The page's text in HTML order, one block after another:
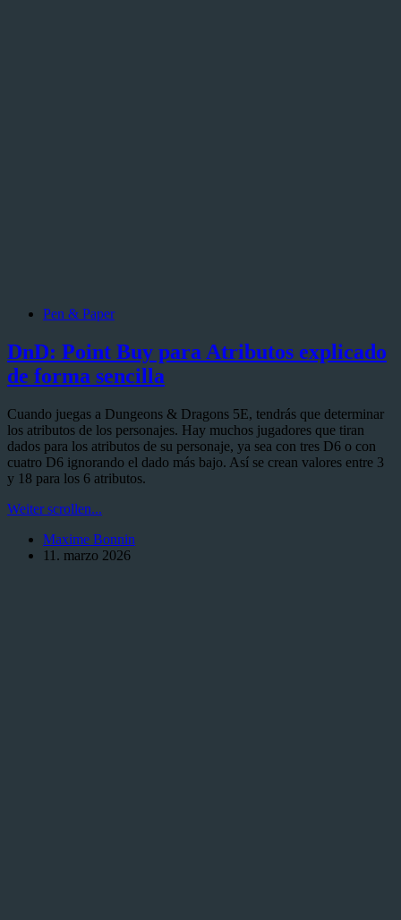
Pen & Paper
DnD: Point Buy para Atributos explicado
de forma sencilla
Cuando juegas a Dungeons & Dragons 5E, tendrás que determinar
los atributos de los personajes. Hay muchos jugadores que tiran
dados para los atributos de su personaje, ya sea con tres D6 o con
cuatro D6 ignorando el dado más bajo. Así se crean valores entre 3
y 18 para los 6 atributos.
Weiter scrollen...
Buy
para
Maxime Bonnin
11. marzo 2026